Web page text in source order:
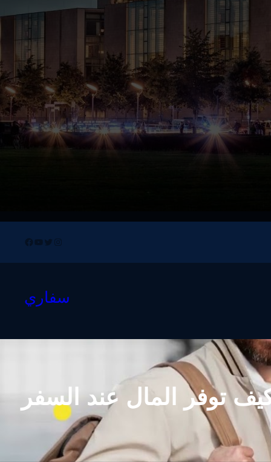
Facebook
YouTube
TwitterInstagram
سفاري
توفر المال عند السفر